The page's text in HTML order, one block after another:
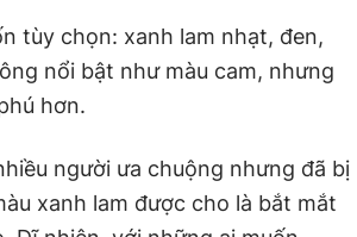
tùy chọn: xanh lam nhạt, đen,
nổi bật như màu cam, nhưng
hơn.
người ưa chuộng nhưng đã bị
xanh lam được cho là bắt mắt